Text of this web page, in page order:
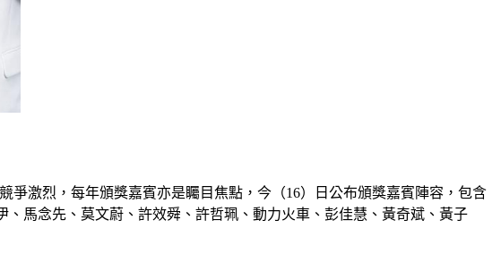
爭激烈，每年頒獎嘉賓亦是矚目焦點，今（16）日公布頒獎嘉賓陣容，包含
馬念先、莫文蔚、許效舜、許哲珮、動力火車、彭佳慧、黃奇斌、黃子